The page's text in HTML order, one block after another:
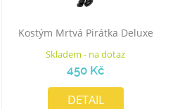
Kostým Mrtvá Pirátka Deluxe
Skladem - na dotaz
450 Kč
DETAIL